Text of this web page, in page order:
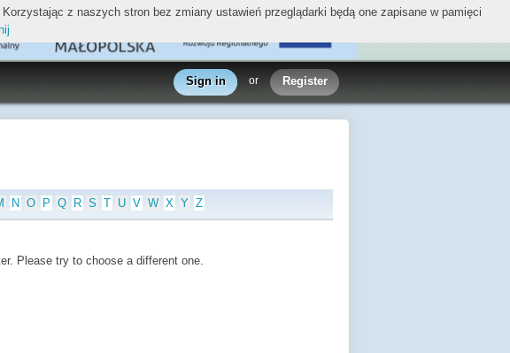
Sign in or Register
N O P Q R S T U V W X Y Z
Please try to choose a different one.
z naszych stron bez zmiany ustawień przeglądarki będą one zapisane w pamięci